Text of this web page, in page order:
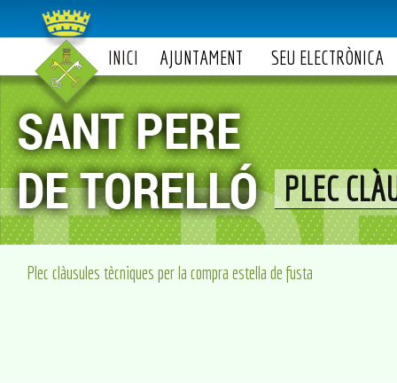
INICI AJUNTAMENT SEU ELECTRÒNICA
PLEC
Plec clàusules tècniques per la compra estella de fusta